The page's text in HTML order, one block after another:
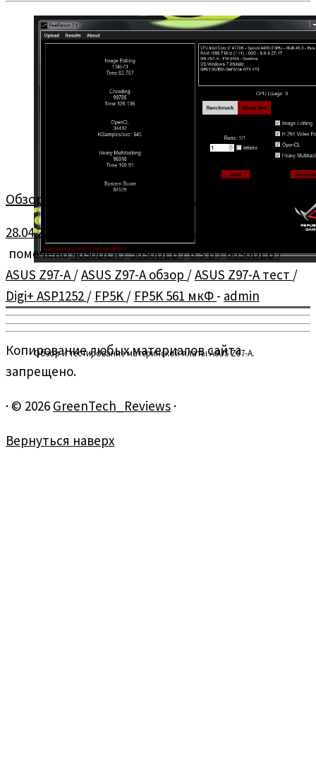
Обзор и тестирование материнской платы ASUS Z97-A.
Обзор материнской платы ASUS Z97-A
28.04.2014 Материнские платы
помечено4030DLA/5030DLB/6.3 В/6030DLB/
ASUS Z97-A /ASUS Z97-A обзор /ASUS Z97-A тест /
Digi+ ASP1252 / FP5K / FP5K 561 мкФ - admin
Копирование любых материалов сайта
запрещено.
· © 2026 GreenTech_Reviews ·
Вернуться наверх